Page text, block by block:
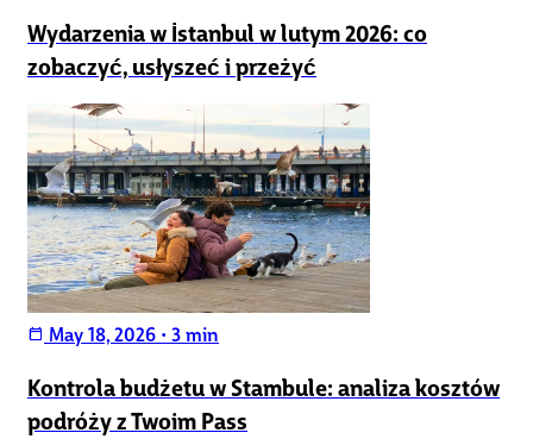
Wydarzenia w İstanbul w lutym 2026: co
zobaczyć, usłyszeć i przeżyć
calendar_today May 18, 2026 • 3 min
Kontrola budżetu w Stambule: analiza kosztów
podróży z Twoim Pass